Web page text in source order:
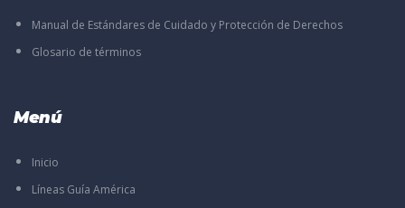
Manual de Estándares de Cuidado y Protección de Derechos
Glosario de términos
Menú
Inicio
Líneas Guía América